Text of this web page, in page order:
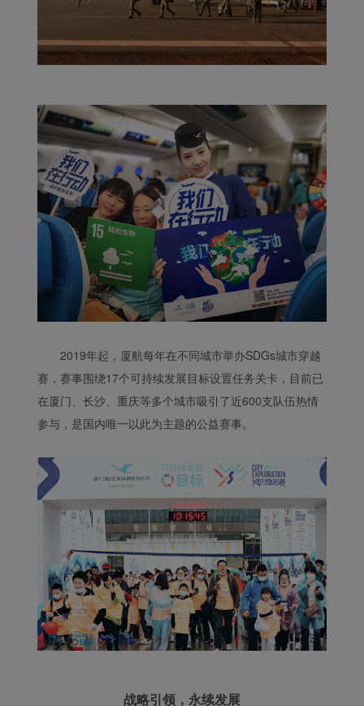
2019年起，厦航每年在不同城市举办SDGs城市穿越
赛，赛事围绕17个可持续发展目标设置任务关卡，目前已
在厦门、长沙、重庆等多个城市吸引了近600支队伍热情
参与，是国内唯一以此为主题的公益赛事。
战略引领，永续发展